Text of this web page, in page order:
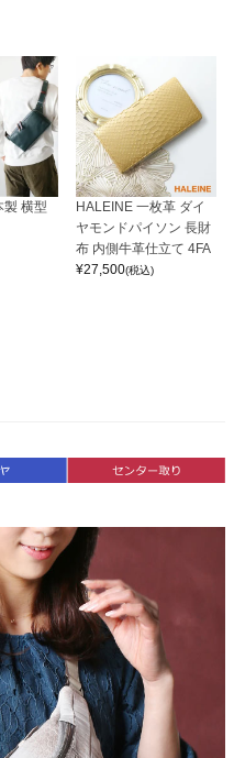
製 横型
HALEINE 一枚革 ダイ
ヤモンドパイソン 長財
布 内側牛革仕立て 4FA
¥27,500(税込)